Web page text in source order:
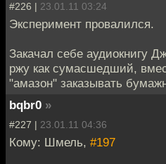
#226 | 23.01.11 03:24
Эксперимент провалился.
Закачал себе аудиокнигу
ржу как сумасшедший,
"амазон" заказывать
bqbr0 »
#227 | 23.01.11 04:36
Кому: Шмель, #197